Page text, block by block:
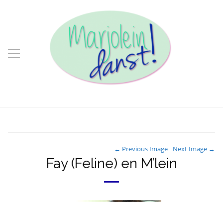
← Previous Image Next Image →
Fay (Feline) en M’lein